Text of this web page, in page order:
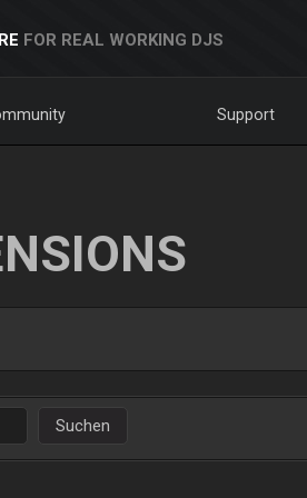
FOR REAL WORKING DJS
Support
Suchen